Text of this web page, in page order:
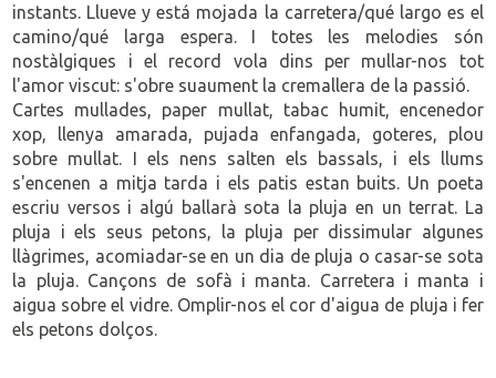
instants. Llueve y está mojada la carretera/qué largo es el
camino/qué larga espera. I totes les melodies són
nostàlgiques i el record vola dins per mullar-nos tot
l'amor viscut: s'obre suaument la cremallera de la passió.
Cartes mullades, paper mullat, tabac humit, encenedor
xop, llenya amarada, pujada enfangada, goteres, plou
sobre mullat. I els nens salten els bassals, i els llums
s'encenen a mitja tarda i els patis estan buits. Un poeta
escriu versos i algú ballarà sota la pluja en un terrat. La
pluja i els seus petons, la pluja per dissimular algunes
llàgrimes, acomiadar-se en un dia de pluja o casar-se sota
la pluja. Cançons de sofà i manta. Carretera i manta i
aigua sobre el vidre. Omplir-nos el cor d'aigua de pluja i fer
els petons dolços.